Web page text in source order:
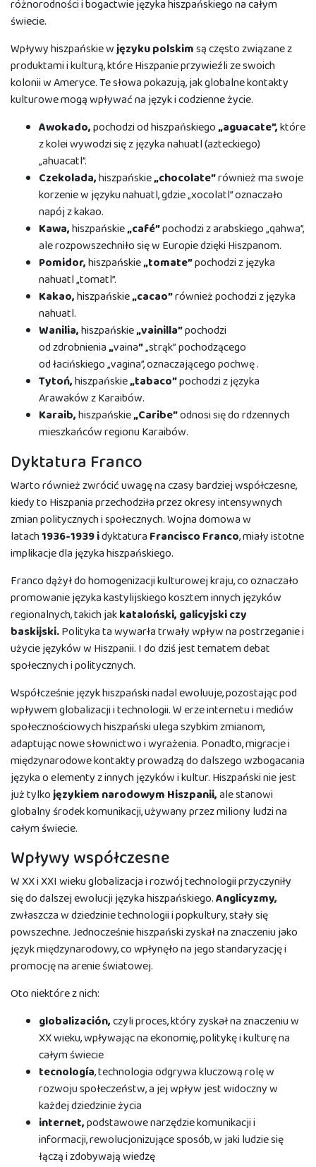
różnorodności i bogactwie języka hiszpańskiego na całym
świecie.
Wpływy hiszpańskie wjęzyku polskimsą często związane z
produktami i kulturą, które Hiszpanie przywieźli ze swoich
kolonii w Ameryce. Te słowa pokazują, jak globalne kontakty
kulturowe mogą wpływać na język i codzienne życie.
Awokado,pochodzi od hiszpańskiego„aguacate”,które
z kolei wywodzi się z języka nahuatl (azteckiego)
„ahuacatl”.
Czekolada,hiszpańskie„chocolate”również ma swoje
korzenie w języku nahuatl, gdzie „xocolatl” oznaczało
napój z kakao.
Kawa,hiszpańskie„café”pochodzi z arabskiego „qahwa”,
ale rozpowszechniło się w Europie dzięki Hiszpanom.
Pomidor,hiszpańskie„tomate”pochodzi z języka
nahuatl „tomatl”.
Kakao,hiszpańskie„cacao”również pochodzi z języka
nahuatl.
Wanilia,hiszpańskie„vainilla”pochodzi
od zdrobnienia„vaina”„strąk” pochodzącego
od łacińskiego „vagina”, oznaczającego pochwę .
Tytoń,hiszpańskie„tabaco”pochodzi z języka
Arawaków z Karaibów.
Karaib,hiszpańskie„Caribe”odnosi się do rdzennych
mieszkańców regionu Karaibów.
Dyktatura Franco
Warto również zwrócić uwagę na czasy bardziej współczesne,
kiedy to Hiszpania przechodziła przez okresy intensywnych
zmian politycznych i społecznych. Wojna domowa w
latach1936-1939 idyktatura Francisco Franco, miały istotne
implikacje dla języka hiszpańskiego.
Franco dążył do homogenizacji kulturowej kraju, co oznaczało
promowanie języka kastylijskiego kosztem innych języków
regionalnych, takich jakkataloński, galicyjski czy
baskijski.Polityka ta wywarła trwały wpływ na postrzeganie i
użycie języków w Hiszpanii. I do dziś jest tematem debat
społecznych i politycznych.
Współcześnie język hiszpański nadal ewoluuje, pozostając pod
wpływem globalizacji i technologii. W erze internetu i mediów
społecznościowych hiszpański ulega szybkim zmianom,
adaptując nowe słownictwo i wyrażenia. Ponadto, migracje i
międzynarodowe kontakty prowadzą do dalszego wzbogacania
języka o elementy z innych języków i kultur. Hiszpański nie jest
już tylkojęzykiem narodowym Hiszpanii,ale stanowi
globalny środek komunikacji, używany przez miliony ludzi na
całym świecie.
Wpływy współczesne
W XX i XXI wieku globalizacja i rozwój technologii przyczyniły
się do dalszej ewolucji języka hiszpańskiego.Anglicyzmy,
zwłaszcza w dziedzinie technologii i popkultury, stały się
powszechne. Jednocześnie hiszpański zyskał na znaczeniu jako
język międzynarodowy, co wpłynęło na jego standaryzację i
promocję na arenie światowej.
Oto niektóre z nich:
globalización,czyli proces, który zyskał na znaczeniu w
XX wieku, wpływając na ekonomię, politykę i kulturę na
całym świecie
tecnología, technologia odgrywa kluczową rolę w
rozwoju społeczeństw, a jej wpływ jest widoczny w
każdej dziedzinie życia
internet,podstawowe narzędzie komunikacji i
informacji, rewolucjonizujące sposób, w jaki ludzie się
łączą i zdobywają wiedzę